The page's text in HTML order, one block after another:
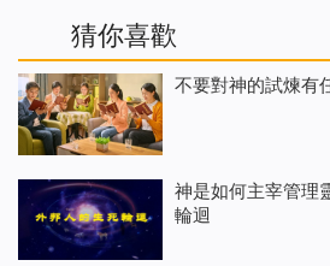
猜你喜歡
不要對神的試煉有
神是如何主宰管
輪迴